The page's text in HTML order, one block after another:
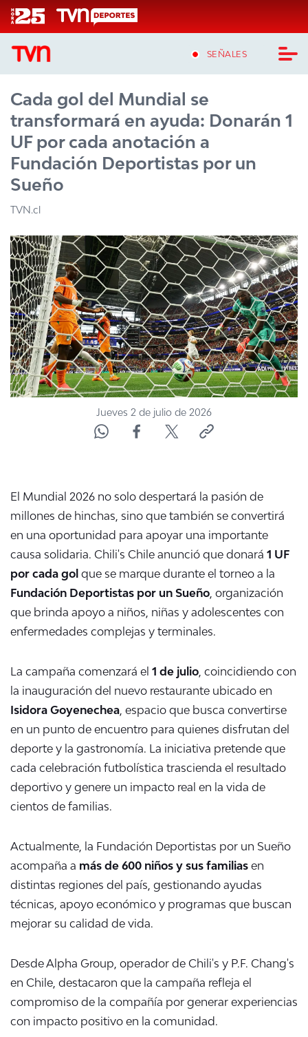
Click acá para ir directamente al contenido
SEÑALES
CASTING MASTERCHEF CHILE
CASTING TVN VERTICAL
TVN VERTICAL
TELESERIES
NTV
ACTUALIDAD Y TENDENCIAS
CORPORATIVO Y TRANSPARENCIA
CANAL DE DENUNCIAS
ÁREA DE PROYECTOS
Cada gol del Mundial se
transformará en ayuda: Donarán 1
UF por cada anotación a
Fundación Deportistas por un
Sueño
TVN.cl
Jueves 2 de julio de 2026
El Mundial 2026 no solo despertará la pasión de
millones de hinchas, sino que también se convertirá
en una oportunidad para apoyar una importante
causa solidaria. Chili's Chile anunció que donará 1 UF
por cada gol que se marque durante el torneo a la
Fundación Deportistas por un Sueño, organización
que brinda apoyo a niños, niñas y adolescentes con
enfermedades complejas y terminales.
La campaña comenzará el 1 de julio, coincidiendo con
la inauguración del nuevo restaurante ubicado en
Isidora Goyenechea, espacio que busca convertirse
en un punto de encuentro para quienes disfrutan del
deporte y la gastronomía. La iniciativa pretende que
cada celebración futbolística trascienda el resultado
deportivo y genere un impacto real en la vida de
cientos de familias.
Actualmente, la Fundación Deportistas por un Sueño
acompaña a más de 600 niños y sus familias en
distintas regiones del país, gestionando ayudas
técnicas, apoyo económico y programas que buscan
mejorar su calidad de vida.
Desde Alpha Group, operador de Chili's y P.F. Chang's
en Chile, destacaron que la campaña refleja el
compromiso de la compañía por generar experiencias
con impacto positivo en la comunidad.